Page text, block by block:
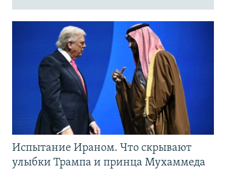
Испытание Ираном. Что скрывают
улыбки Трампа и принца Мухаммеда